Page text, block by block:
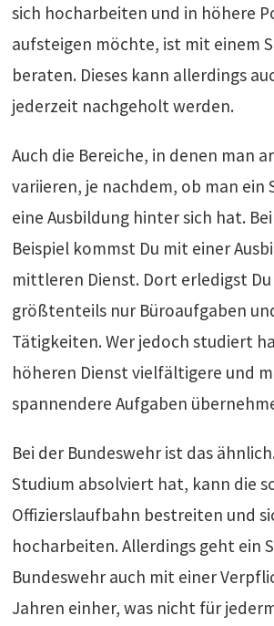
sich hocharbeiten und in höhere
aufsteigen möchte, ist mit einem
beraten. Dieses kann allerdings
jederzeit nachgeholt werden.
Auch die Bereiche, in denen man
variieren, je nachdem, ob man ein
eine Ausbildung hinter sich hat.
Beispiel kommst Du mit einer
mittleren Dienst. Dort erledigst
größtenteils nur Büroaufgaben
Tätigkeiten. Wer jedoch studiert
höheren Dienst vielfältigere und
spannendere Aufgaben
Bei der Bundeswehr ist das
Studium absolviert hat, kann die
Offizierslaufbahn bestreiten und
hocharbeiten. Allerdings geht ein
Bundeswehr auch mit einer
Jahren einher, was nicht für